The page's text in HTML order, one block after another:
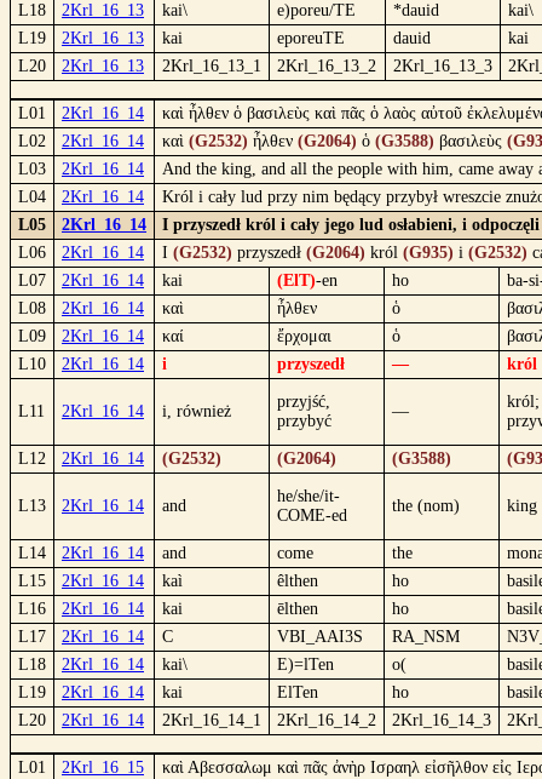
L18
2Krl_16_13 kai\ e)poreu/TE *dauid
kai\
L19
2Krl_16_13 kai eporeuTE dauid
kai
L20
2Krl_16_13 2Krl_16_13_1 2Krl_16_13_2 2Krl_16_13_3
L01 2Krl_16_14
καὶ ἦλθεν ὁ βασιλεὺς καὶ πᾶς ὁ λαὸς αὐτοῦ
L02
2Krl_16_14 καὶ (G2532) ἦλθεν (G2064) ὁ (G3588) βασιλεὺς
L03
2Krl_16_14
And the king, and all the people with him, came away
L04
2Krl_16_14
Król i cały lud przy nim będący przybył wreszcie
L05
2Krl_16_14
I przyszedł król i cały jego lud osłabieni, i
L06
2Krl_16_14 I (G2532) przyszedł (G2064) król (G935) i (G2532)
L07
2Krl_16_14 kai (ElT)-en ho
ba-
L08
2Krl_16_14 καὶ ἦλθεν ὁ
L09
2Krl_16_14 καί ἔρχομαι ὁ
L10
2Krl_16_14 i przyszedł — król
L11 2Krl_16_14 i, również
przyjść,
przybyć
—
król;
L12 2Krl_16_14 (G2532) (G2064) (G3588)
L13 2Krl_16_14 and
he/she/it-
COME-ed
the (nom) king
L14 2Krl_16_14 and come the
L15
2Krl_16_14 kaì êlthen ho
L16
2Krl_16_14 kai ēlthen ho
L17
2Krl_16_14 C VBI_AAI3S RA_NSM
L18
2Krl_16_14 kai\ E)=lTen o(
L19
2Krl_16_14 kai ElTen ho
L20
2Krl_16_14 2Krl_16_14_1 2Krl_16_14_2 2Krl_16_14_3
L01 2Krl_16_15
καὶ Αβεσσαλωμ καὶ πᾶς ἀνὴρ Ισραηλ εἰσῆλθον εἰς